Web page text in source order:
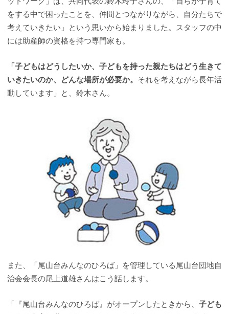
をする中で困ったことを、仲間とつながりながら、自分たちで
考えていきたい」という思いから始まりました。スタッフの中
には助産師の資格を持つ専門家も。
「子どもはどうしたいか、子どもを持った親たちはどう生きて
いきたいのか、どんな場所が必要か。 それを考えながら長年活
動しています」と、鈴木さん。
また、「尾山台みんなのひろば」を管理している尾山台団地自
治会会長の尾上道雄さんはこう話します。
「『尾山台みんなのひろば』がオープンしたときから、 子ども